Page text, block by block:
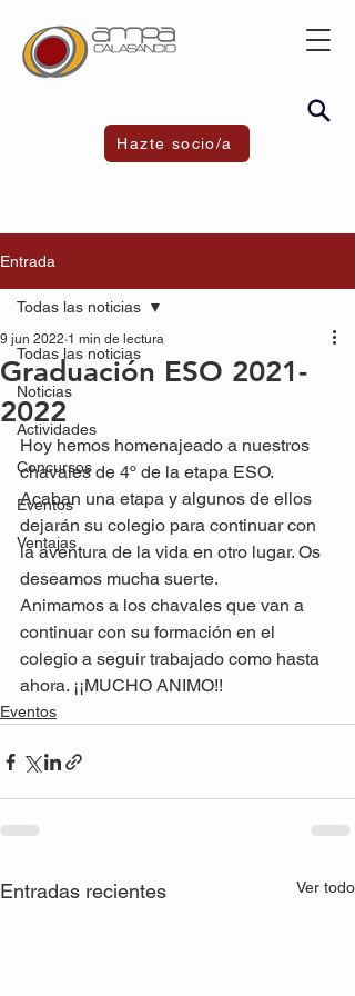
Hazte socio/a
Entrada
Todas las noticias
Noticias
Actividades
Concursos
Eventos
Ventajas
Todas las noticias
Graduación ESO 2021-
2022
9 jun 2022 1 min de lectura
Hoy hemos homenajeado a nuestros
chavales de 4º de la etapa ESO.
Acaban una etapa y algunos de ellos
dejarán su colegio para continuar con
la aventura de la vida en otro lugar. Os
deseamos mucha suerte.
Animamos a los chavales que van a
continuar con su formación en el
colegio a seguir trabajado como hasta
ahora. ¡¡MUCHO ANIMO!!
Eventos
Entradas recientes Ver todo